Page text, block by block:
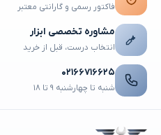
فاکتور رسمی و گارانتی معتبر
مشاوره تخصصی ابزار
انتخاب درست، قبل از خرید
۰۲۱۶۶۷۱۶۶۲۵
شنبه تا چهارشنبه ۹ تا ۱۸